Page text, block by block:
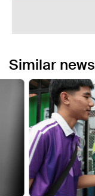
Similar news